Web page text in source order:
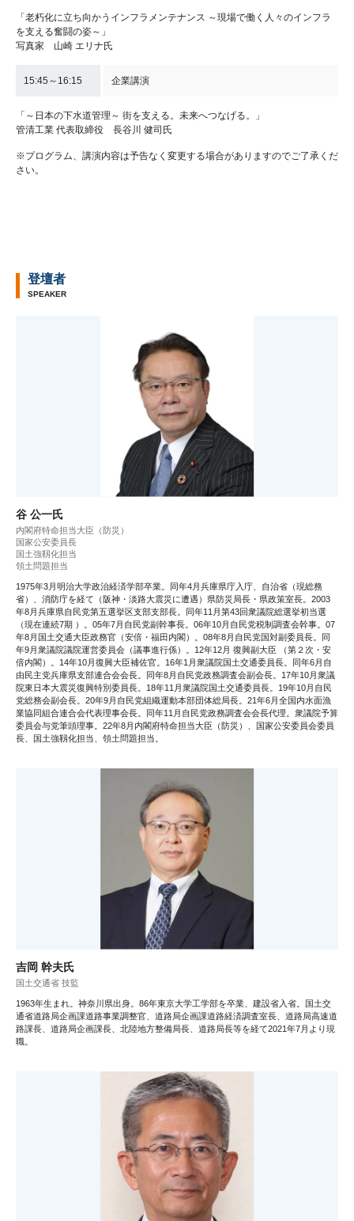
「老朽化に立ち向かうインフラメンテナンス ～現場で働く人々のインフラ
を支える奮闘の姿～」
写真家 山崎 エリナ氏
15:45～16:15 企業講演
「～日本の下水道管理～ 街を支える。未来へつなげる。」
管清工業 代表取締役 長谷川 健司氏
※プログラム、講演内容は予告なく変更する場合がありますのでご了承くだ
さい。
登壇者
SPEAKER
谷 公一氏
内閣府特命担当大臣（防災）
国家公安委員長
国土強靱化担当
領土問題担当
1975年3月明治大学政治経済学部卒業。同年4月兵庫県庁入庁、自治省（現総務
省）、消防庁を経て（阪神・淡路大震災に遭遇）県防災局長・県政策室長。2003
年8月兵庫県自民党第五選挙区支部支部長。同年11月第43回衆議院総選挙初当選
（現在連続7期 ）。05年7月自民党副幹事長。06年10月自民党税制調査会幹事。07
年8月国土交通大臣政務官（安倍・福田内閣）。08年8月自民党国対副委員長。同
年9月衆議院議院運営委員会（議事進行係）。12年12月 復興副大臣 （第２次・安
倍内閣）。14年10月復興大臣補佐官。16年1月衆議院国土交通委員長。同年6月自
由民主党兵庫県支部連合会会長。同年8月自民党政務調査会副会長。17年10月衆議
院東日本大震災復興特別委員長。18年11月衆議院国土交通委員長。19年10月自民
党総務会副会長。20年9月自民党組織運動本部団体総局長。21年6月全国内水面漁
業協同組合連合会代表理事会長。同年11月自民党政務調査会会長代理。衆議院予算
委員会与党筆頭理事。22年8月内閣府特命担当大臣（防災）、国家公安委員会委員
長、国土強靱化担当、領土問題担当。
吉岡 幹夫氏
国土交通省 技監
1963年生まれ。神奈川県出身。86年東京大学工学部を卒業、建設省入省。国土交
通省道路局企画課道路事業調整官、道路局企画課道路経済調査室長、道路局高速道
路課長、道路局企画課長、北陸地方整備局長、道路局長等を経て2021年7月より現
職。